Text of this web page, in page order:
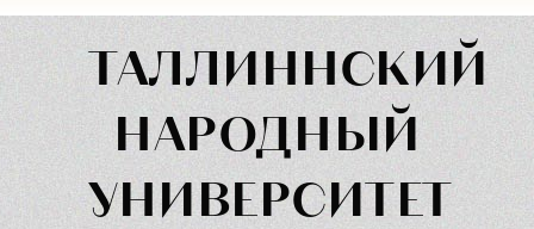
ТАЛЛИННСКИЙ
НАРОДНЫЙ
УНИВЕРСИТЕТ